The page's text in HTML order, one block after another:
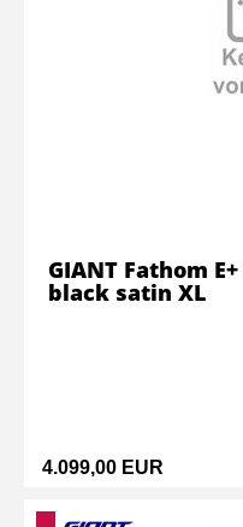
4.099,00 EUR
GIANT Fathom
black satin XL